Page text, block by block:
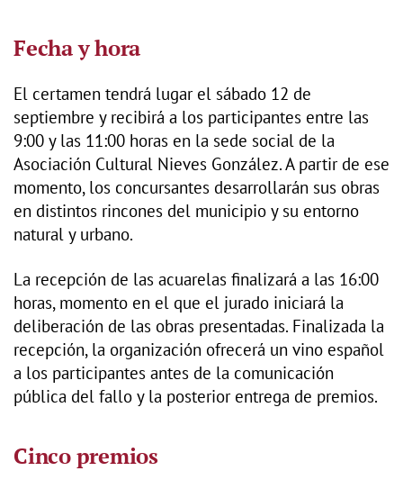
Fecha y hora
El certamen tendrá lugar el sábado 12 de
septiembre y recibirá a los participantes entre las
9:00 y las 11:00 horas en la sede social de la
Asociación Cultural Nieves González. A partir de ese
momento, los concursantes desarrollarán sus obras
en distintos rincones del municipio y su entorno
natural y urbano.
La recepción de las acuarelas finalizará a las 16:00
horas, momento en el que el jurado iniciará la
deliberación de las obras presentadas. Finalizada la
recepción, la organización ofrecerá un vino español
a los participantes antes de la comunicación
pública del fallo y la posterior entrega de premios.
Cinco premios